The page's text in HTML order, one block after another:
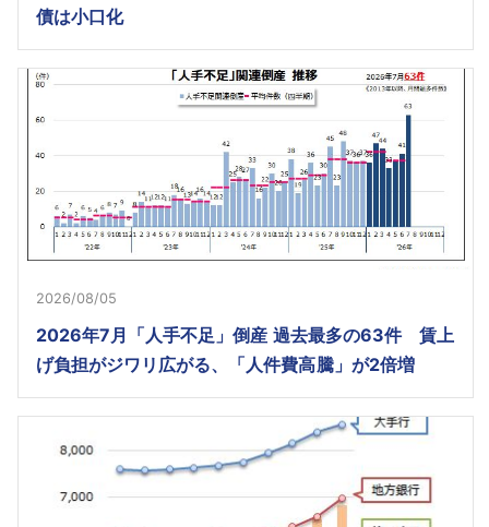
債は小口化
2026/08/05
2026年7月「人手不足」倒産 過去最多の63件 賃上
げ負担がジワリ広がる、「人件費高騰」が2倍増